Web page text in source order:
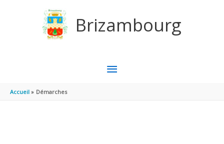
Brizambourg
MENU
Accueil Démarches